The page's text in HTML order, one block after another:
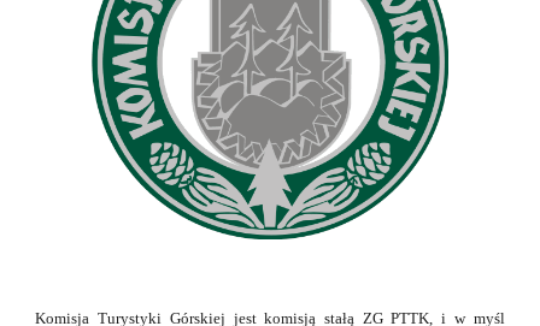
Komisja Turystyki Górskiej jest komisją stałą ZG PTTK, i w myśl